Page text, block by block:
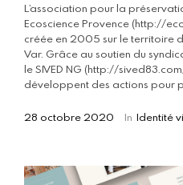
L’association pour la
Ecoscience Provence (http://
créée en 2005 sur le territoire
Var. Grâce au soutien du
le SIVED NG (http://
développent des actions pour
28 octobre 2020 In Identité